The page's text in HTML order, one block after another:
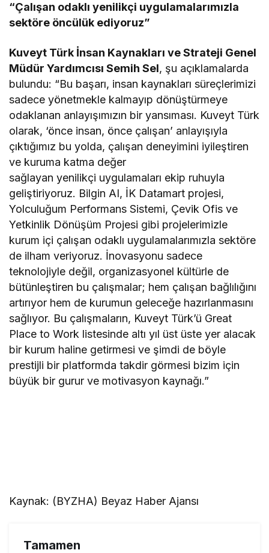
“Çalışan odaklı yenilikçi uygulamalarımızla
sektöre öncülük ediyoruz”
Kuveyt Türk İnsan Kaynakları ve Strateji Genel
Müdür Yardımcısı Semih Sel, şu açıklamalarda
bulundu: “Bu başarı, insan kaynakları süreçlerimizi
sadece yönetmekle kalmayıp dönüştürmeye
odaklanan anlayışımızın bir yansıması. Kuveyt Türk
olarak, ‘önce insan, önce çalışan’ anlayışıyla
çıktığımız bu yolda, çalışan deneyimini iyileştiren
ve kuruma katma değer
sağlayan yenilikçi uygulamaları ekip ruhuyla
geliştiriyoruz. Bilgin AI, İK Datamart projesi,
Yolculuğum Performans Sistemi, Çevik Ofis ve
Yetkinlik Dönüşüm Projesi gibi projelerimizle
kurum içi çalışan odaklı uygulamalarımızla sektöre
de ilham veriyoruz. İnovasyonu sadece
teknolojiyle değil, organizasyonel kültürle de
bütünleştiren bu çalışmalar; hem çalışan bağlılığını
artırıyor hem de kurumun geleceğe hazırlanmasını
sağlıyor. Bu çalışmaların, Kuveyt Türk’ü Great
Place to Work listesinde altı yıl üst üste yer alacak
bir kurum haline getirmesi ve şimdi de böyle
prestijli bir platformda takdir görmesi bizim için
büyük bir gurur ve motivasyon kaynağı.”
Kaynak: (BYZHA) Beyaz Haber Ajansı
Tamamen